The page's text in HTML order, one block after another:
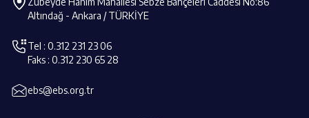
Altındağ - Ankara / TÜRKİYE
Tel : 0.312 231 23 06
Faks : 0.312 230 65 28
ebs@ebs.org.tr